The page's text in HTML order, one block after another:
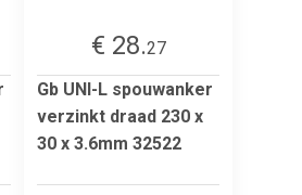
€ 28.27
Gb UNI-L spouwanker
verzinkt draad 230 x
30 x 3.6mm 32522